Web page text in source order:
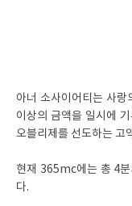
아너 소사이어티는 사
이상의 금액을 일시에
오블리제를 선도하는 고
현재 365mc에는 총 4분
다.